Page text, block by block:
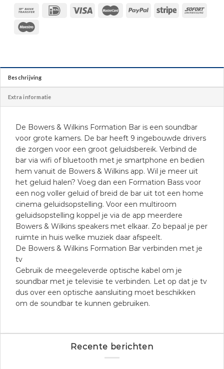
Beschrijving
Extra informatie
De Bowers & Wilkins Formation Bar is een soundbar
voor grote kamers. De bar heeft 9 ingebouwde drivers
die zorgen voor een groot geluidsbereik. Verbind de
bar via wifi of bluetooth met je smartphone en bedien
hem vanuit de Bowers & Wilkins app. Wil je meer uit
het geluid halen? Voeg dan een Formation Bass voor
een nog voller geluid of breid de bar uit tot een home
cinema geluidsopstelling. Voor een multiroom
geluidsopstelling koppel je via de app meerdere
Bowers & Wilkins speakers met elkaar. Zo bepaal je per
ruimte in huis welke muziek daar afspeelt.
De Bowers & Wilkins Formation Bar verbinden met je
tv
Gebruik de meegeleverde optische kabel om je
soundbar met je televisie te verbinden. Let op dat je tv
dus over een optische aansluiting moet beschikken
om de soundbar te kunnen gebruiken.
Recente berichten